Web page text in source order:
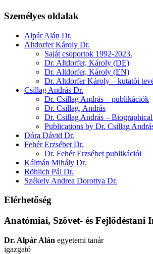
Személyes oldalak
Alpár Alán Dr.
Altdorfer Károly Dr.
Saját csoportok 1992-2023.
Dr. Altdorfer, Károly (DE)
Dr. Altdorfer, Károly (EN)
Dr. Altdorfer Károly – kutatói
Csillag András Dr.
Dr. Csillag András – publikációk
Dr. Csillag, András
Dr. Csillag András – Biographical
Publications by Dr. Csillag
Dóra Dávid Dr.
Fehér Erzsébet Dr.
Dr. Fehér Erzsébet publikációi
Kálmán Mihály Dr.
Röhlich Pál Dr.
Székely Andrea Dorottya Dr.
Elérhetőség
Anatómiai, Szövet- és Fejlődéstani
Dr. Alpár Alán egyetemi tanár
igazgató